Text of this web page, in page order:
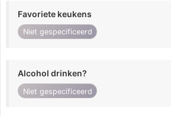
Favoriete keukens
Niet gespecificeerd
Alcohol drinken?
Niet gespecificeerd